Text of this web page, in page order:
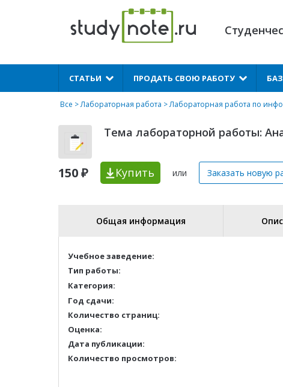
СТАТЬИ ПРОДАТЬ СВОЮ РАБОТУ
Все >Лабораторная работа >Лабораторная работа по
Тема лабораторной работы:
150 ₽ Купить или Заказать новую
Общая информация
Учебное заведение:
Тип работы:
Категория:
Год сдачи:
Количество страниц:
Оценка:
Дата публикации:
Количество просмотров: